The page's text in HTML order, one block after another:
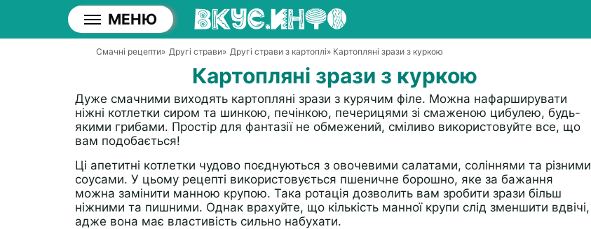
МЕНЮ
Смачні рецепти» Другі страви» Другі страви з картоплі» Картопляні зрази з куркою
Картопляні зрази з куркою
Дуже смачними виходять картопляні зрази з курячим філе. Можна нафарширувати
ніжні котлетки сиром та шинкою, печінкою, печерицями зі смаженою цибулею, будь-
якими грибами. Простір для фантазії не обмежений, сміливо використовуйте все, що
вам подобається!
Ці апетитні котлетки чудово поєднуються з овочевими салатами, соліннями та різними
соусами. У цьому рецепті використовується пшеничне борошно, яке за бажання
можна замінити манною крупою. Така ротація дозволить вам зробити зрази більш
ніжними та пишними. Однак врахуйте, що кількість манної крупи слід зменшити вдвічі,
адже вона має властивість сильно набухати.